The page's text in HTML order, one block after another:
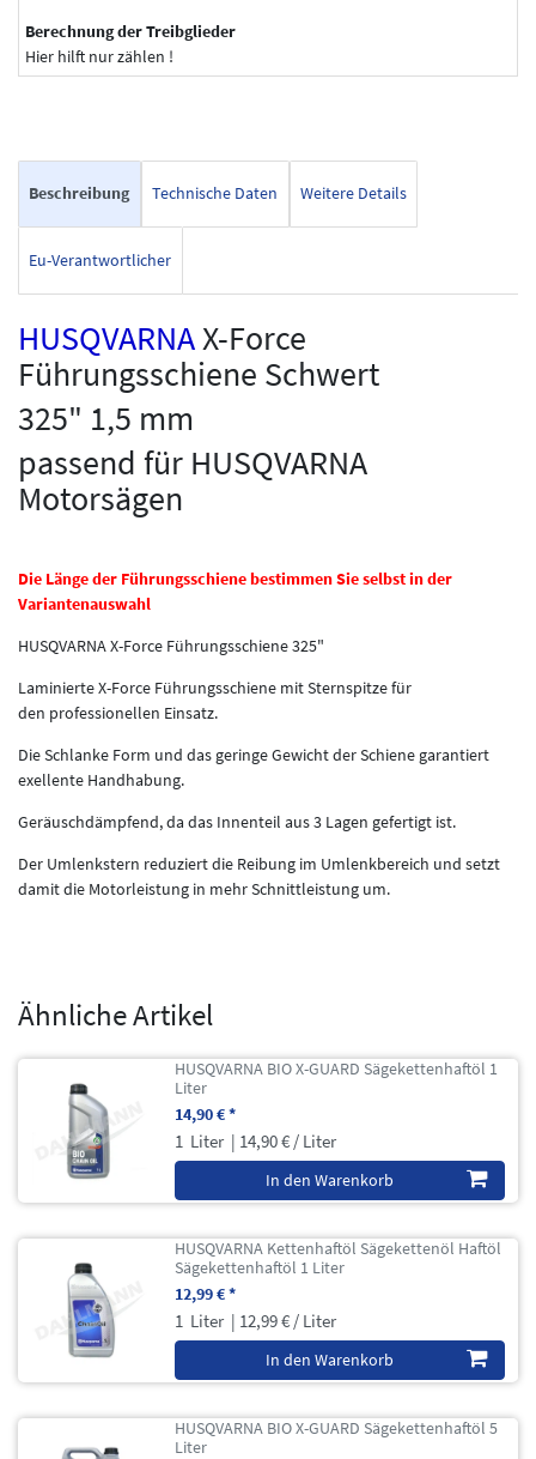
Berechnung der Treibglieder
Hier hilft nur zählen !
Beschreibung Technische Daten Weitere Details
Eu-Verantwortlicher
HUSQVARNAX-Force
Führungsschiene Schwert
325" 1,5 mm
passend für HUSQVARNA
Motorsägen
Die Länge der Führungsschiene bestimmen Sie selbst in der
Variantenauswahl
HUSQVARNA X-Force Führungsschiene 325"
Laminierte X-Force Führungsschiene mit Sternspitze für
den professionellen Einsatz.
Die Schlanke Form und das geringe Gewicht der Schiene garantiert
exellente Handhabung.
Geräuschdämpfend, da das Innenteil aus 3 Lagen gefertigt ist.
Der Umlenkstern reduziert die Reibung im Umlenkbereich und setzt
damit die Motorleistung in mehr Schnittleistung um.
Ähnliche Artikel
HUSQVARNA BIO X-GUARD Sägekettenhaftöl 1
Liter
14,90 € *
1 Liter | 14,90 € / Liter
In den Warenkorb
HUSQVARNA Kettenhaftöl Sägekettenöl Haftöl
Sägekettenhaftöl 1 Liter
12,99 € *
1 Liter | 12,99 € / Liter
In den Warenkorb
HUSQVARNA BIO X-GUARD Sägekettenhaftöl 5
Liter